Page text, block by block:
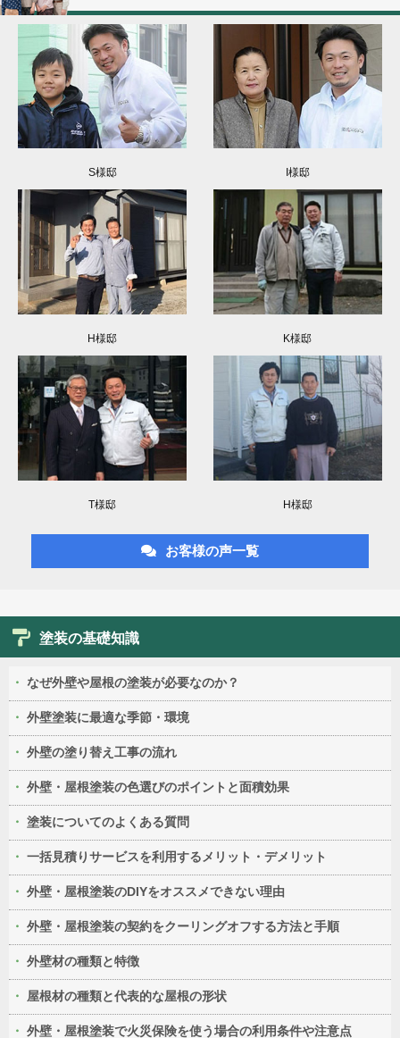
S様邸 I様邸
H様邸 K様邸
T様邸 H様邸
お客様の声一覧
塗装の基礎知識
なぜ外壁や屋根の塗装が必要なのか？
外壁塗装に最適な季節・環境
外壁の塗り替え工事の流れ
外壁・屋根塗装の色選びのポイントと面積効果
塗装についてのよくある質問
一括見積りサービスを利用するメリット・デメリット
外壁・屋根塗装のDIYをオススメできない理由
外壁・屋根塗装の契約をクーリングオフする方法と手順
外壁材の種類と特徴
屋根材の種類と代表的な屋根の形状
外壁・屋根塗装で火災保険を使う場合の利用条件や注意点